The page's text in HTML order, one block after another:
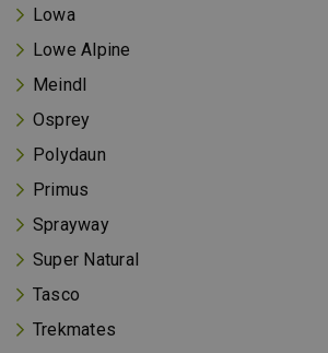
Lowa
Lowe Alpine
Meindl
Osprey
Polydaun
Primus
Sprayway
Super Natural
Tasco
Trekmates